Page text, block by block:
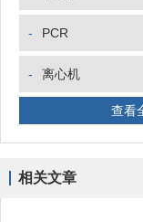
- PCR
- 离心机
查看
相关文章